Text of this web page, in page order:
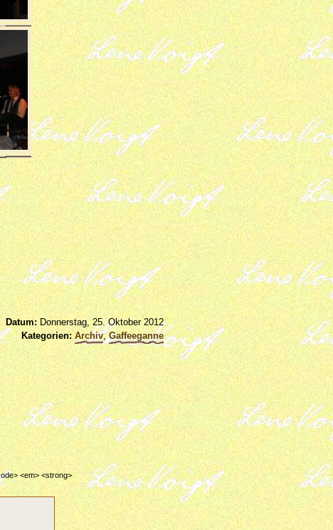
Datum: Donnerstag, 25. Oktober 2012
Kategorien: Archiv,Gaffeeganne
<em> <strong>